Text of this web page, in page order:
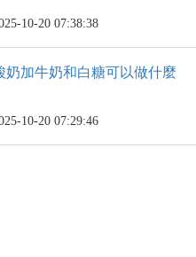
10-20 07:38:38
奶加牛奶和白糖可以做什麼
10-20 07:29:46